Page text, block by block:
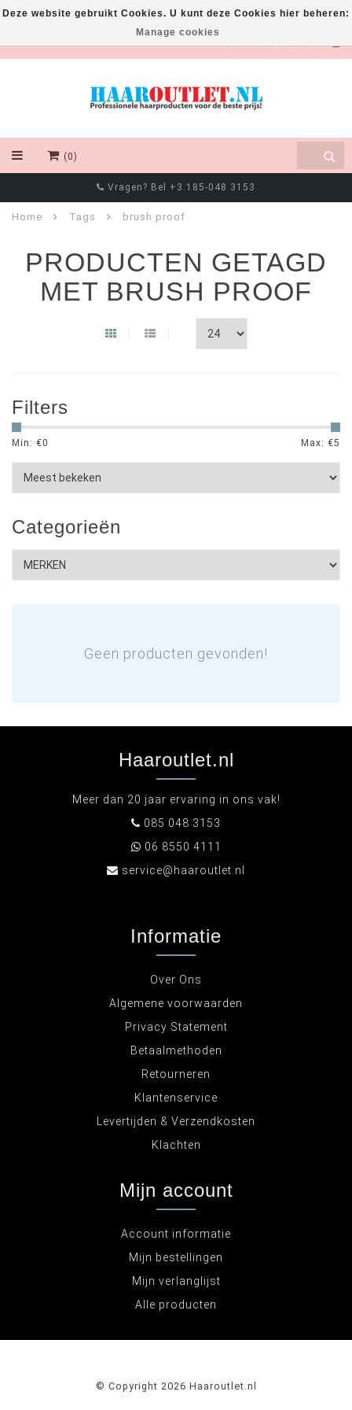
EUR
(0)
Vragen? Bel +3.185-048 3153
Home Tags brush proof
PRODUCTEN GETAGD
MET BRUSH PROOF
Filters
Min: €0 Max: €5
Categorieën
Geen producten gevonden!
Deze website gebruikt Cookies. U kunt deze Cookies hier beheren:
Manage cookies
Haaroutlet.nl
Meer dan 20 jaar ervaring in ons vak!
085 048 3153
06 8550 4111
service@haaroutlet.nl
Informatie
Over Ons
Algemene voorwaarden
Privacy Statement
Betaalmethoden
Retourneren
Klantenservice
Levertijden & Verzendkosten
Klachten
Mijn account
Account informatie
Mijn bestellingen
Mijn verlanglijst
Alle producten
© Copyright 2026 Haaroutlet.nl